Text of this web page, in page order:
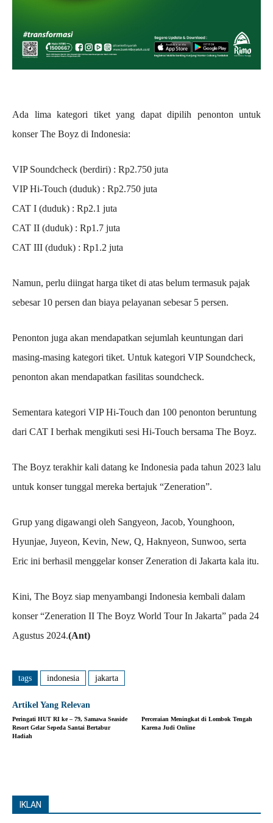
Ada lima kategori tiket yang dapat dipilih penonton untuk
konser The Boyz di Indonesia:
VIP Soundcheck (berdiri) : Rp2.750 juta
VIP Hi-Touch (duduk) : Rp2.750 juta
CAT I (duduk) : Rp2.1 juta
CAT II (duduk) : Rp1.7 juta
CAT III (duduk) : Rp1.2 juta
Namun, perlu diingat harga tiket di atas belum termasuk pajak
sebesar 10 persen dan biaya pelayanan sebesar 5 persen.
Penonton juga akan mendapatkan sejumlah keuntungan dari
masing-masing kategori tiket. Untuk kategori VIP Soundcheck,
penonton akan mendapatkan fasilitas soundcheck.
Sementara kategori VIP Hi-Touch dan 100 penonton beruntung
dari CAT I berhak mengikuti sesi Hi-Touch bersama The Boyz.
The Boyz terakhir kali datang ke Indonesia pada tahun 2023 lalu
untuk konser tunggal mereka bertajuk “Zeneration”.
Grup yang digawangi oleh Sangyeon, Jacob, Younghoon,
Hyunjae, Juyeon, Kevin, New, Q, Haknyeon, Sunwoo, serta
Eric ini berhasil menggelar konser Zeneration di Jakarta kala itu.
Kini, The Boyz siap menyambangi Indonesia kembali dalam
konser “Zeneration II The Boyz World Tour In Jakarta” pada 24
Agustus 2024.(Ant)
tags indonesia jakarta
Artikel Yang Relevan
Peringati HUT RI ke – 79, Samawa Seaside
Resort Gelar Sepeda Santai Bertabur
Hadiah
Perceraian Meningkat di Lombok Tengah
Karena Judi Online
IKLAN